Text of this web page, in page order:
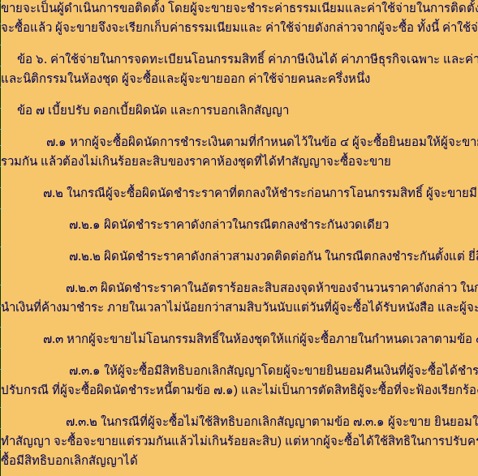
ขายจะเป็นผู้ดำเนินการขอติดตั้ง โดยผู้จะขายจะชำระค่าธรรมเนียมและค่าใช้จ่ายในการติ
จะซื้อแล้ว ผู้จะขายจึงจะเรียกเก็บค่าธรรมเนียมและ ค่าใช้จ่ายดังกล่าวจากผู้จะซื้อ ทั้งนี้ ค่าใ
ข้อ ๖. ค่าใช้จ่ายในการจดทะเบียนโอนกรรมสิทธิ์ ค่าภาษีเงินได้ ค่าภาษีธุรกิจเฉพาะ และ
และนิติกรรมในห้องชุด ผู้จะซื้อและผู้จะขายออก ค่าใช้จ่ายคนละครึ่งหนึ่ง
ข้อ ๗ เบี้ยปรับ ดอกเบี้ยผิดนัด และการบอกเลิกสัญญา
๗.๑ หากผู้จะซื้อผิดนัดการชำระเงินตามที่กำหนดไว้ในข้อ ๔ ผู้จะซื้อยินยอมให้ผู้จะขาย
รวมกัน แล้วต้องไม่เกินร้อยละสิบของราคาห้องชุดที่ได้ทำสัญญาจะซื้อจะขาย
๗.๒ ในกรณีผู้จะซื้อผิดนัดชำระราคาที่ตกลงให้ชำระก่อนการโอนกรรมสิทธิ์ ผู้จะขายมี
๗.๒.๑ ผิดนัดชำระราคาดังกล่าวในกรณีตกลงชำระกันงวดเดียว
๗.๒.๒ ผิดนัดชำระราคาดังกล่าวสามงวดติดต่อกัน ในกรณีตกลงชำระกันตั้งแต่ ยี่
๗.๒.๓ ผิดนัดชำระราคาในอัตราร้อยละสิบสองจุดห้าของจำนวนราคาดังกล่าว ในกร
นำเงินที่ค้างมาชำระ ภายในเวลาไม่น้อยกว่าสามสิบวันนับแต่วันที่ผู้จะซื้อได้รับหนังสือ และผู้
๗.๓ หากผู้จะขายไม่โอนกรรมสิทธิ์ในห้องชุดให้แก่ผู้จะซื้อภายในกำหนดเวลาตามข้อ
๗.๓.๑ ให้ผู้จะซื้อมีสิทธิบอกเลิกสัญญาโดยผู้จะขายยินยอมคืนเงินที่ผู้จะซื้อได้ชำระ ไป
ปรับกรณี ที่ผู้จะซื้อผิดนัดชำระหนี้ตามข้อ ๗.๑) และไม่เป็นการตัดสิทธิผู้จะซื้อที่จะฟ้องเรียกร้อ
๗.๓.๒ ในกรณีที่ผู้จะซื้อไม่ใช้สิทธิบอกเลิกสัญญาตามข้อ ๗.๓.๑ ผู้จะขาย ยินยอมให้ผู้จ
ทำสัญญา จะซื้อจะขายแต่รวมกันแล้วไม่เกินร้อยละสิบ) แต่หากผู้จะซื้อได้ใช้สิทธิในการปรั
ซื้อมีสิทธิบอกเลิกสัญญาได้